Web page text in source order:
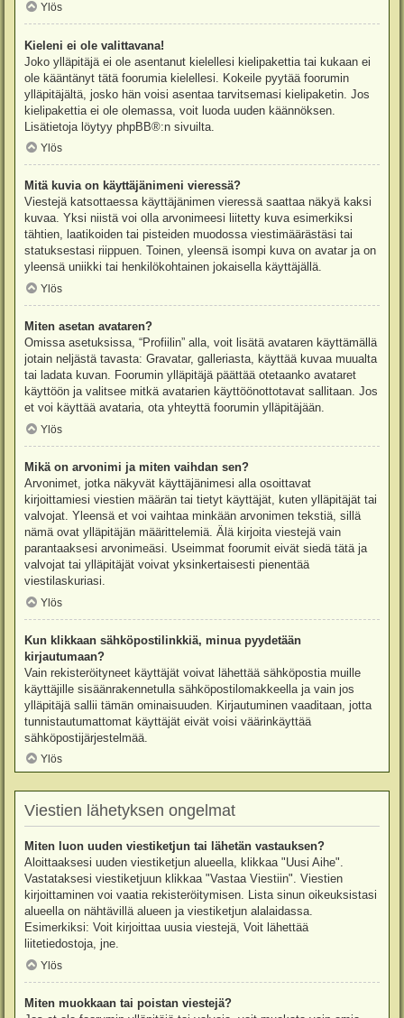
Ylös
Kieleni ei ole valittavana!
Joko ylläpitäjä ei ole asentanut kielellesi kielipakettia tai kukaan ei
ole kääntänyt tätä foorumia kielellesi. Kokeile pyytää foorumin
ylläpitäjältä, josko hän voisi asentaa tarvitsemasi kielipaketin. Jos
kielipakettia ei ole olemassa, voit luoda uuden käännöksen.
Lisätietoja löytyy phpBB®:n sivuilta.
Ylös
Mitä kuvia on käyttäjänimeni vieressä?
Viestejä katsottaessa käyttäjänimen vieressä saattaa näkyä kaksi
kuvaa. Yksi niistä voi olla arvonimeesi liitetty kuva esimerkiksi
tähtien, laatikoiden tai pisteiden muodossa viestimäärästäsi tai
statuksestasi riippuen. Toinen, yleensä isompi kuva on avatar ja on
yleensä uniikki tai henkilökohtainen jokaisella käyttäjällä.
Ylös
Miten asetan avataren?
Omissa asetuksissa, “Profiilin” alla, voit lisätä avataren käyttämällä
jotain neljästä tavasta: Gravatar, galleriasta, käyttää kuvaa muualta
tai ladata kuvan. Foorumin ylläpitäjä päättää otetaanko avataret
käyttöön ja valitsee mitkä avatarien käyttöönottotavat sallitaan. Jos
et voi käyttää avataria, ota yhteyttä foorumin ylläpitäjään.
Ylös
Mikä on arvonimi ja miten vaihdan sen?
Arvonimet, jotka näkyvät käyttäjänimesi alla osoittavat
kirjoittamiesi viestien määrän tai tietyt käyttäjät, kuten ylläpitäjät tai
valvojat. Yleensä et voi vaihtaa minkään arvonimen tekstiä, sillä
nämä ovat ylläpitäjän määrittelemiä. Älä kirjoita viestejä vain
parantaaksesi arvonimeäsi. Useimmat foorumit eivät siedä tätä ja
valvojat tai ylläpitäjät voivat yksinkertaisesti pienentää
viestilaskuriasi.
Ylös
Kun klikkaan sähköpostilinkkiä, minua pyydetään
kirjautumaan?
Vain rekisteröityneet käyttäjät voivat lähettää sähköpostia muille
käyttäjille sisäänrakennetulla sähköpostilomakkeella ja vain jos
ylläpitäjä sallii tämän ominaisuuden. Kirjautuminen vaaditaan, jotta
tunnistautumattomat käyttäjät eivät voisi väärinkäyttää
sähköpostijärjestelmää.
Ylös
Viestien lähetyksen ongelmat
Miten luon uuden viestiketjun tai lähetän vastauksen?
Aloittaaksesi uuden viestiketjun alueella, klikkaa "Uusi Aihe".
Vastataksesi viestiketjuun klikkaa "Vastaa Viestiin". Viestien
kirjoittaminen voi vaatia rekisteröitymisen. Lista sinun oikeuksistasi
alueella on nähtävillä alueen ja viestiketjun alalaidassa.
Esimerkiksi: Voit kirjoittaa uusia viestejä, Voit lähettää
liitetiedostoja, jne.
Ylös
Miten muokkaan tai poistan viestejä?